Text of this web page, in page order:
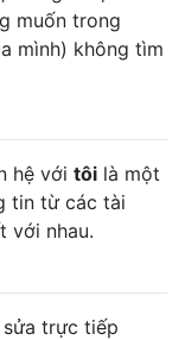
muốn trong
mình) không tìm
hệ với tôi là một
tin từ các tài
với nhau.
trực tiếp